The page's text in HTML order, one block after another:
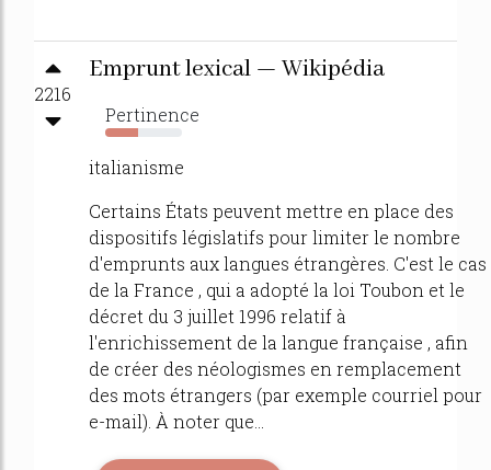
2216
Emprunt lexical — Wikipédia
Pertinence
43%
italianisme
Certains États peuvent mettre en place des
dispositifs législatifs pour limiter le nombre
d'emprunts aux langues étrangères. C'est le cas
de la France , qui a adopté la loi Toubon et le
décret du 3 juillet 1996 relatif à
l'enrichissement de la langue française , afin
de créer des néologismes en remplacement
des mots étrangers (par exemple courriel pour
e-mail). À noter que...